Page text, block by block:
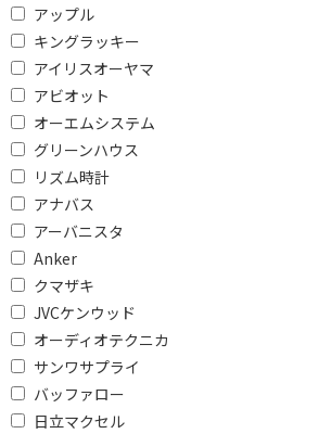
アップル
キングラッキー
アイリスオーヤマ
アビオット
オーエムシステム
グリーンハウス
リズム時計
アナバス
アーバニスタ
Anker
クマザキ
JVCケンウッド
オーディオテクニカ
サンワサプライ
バッファロー
日立マクセル
防水・防滴で絞り込む
防水・防滴対応
受信バンドで絞り込む
ラジオ非対応
接続端子で絞り込む
Lightning
φ3.5mm ミニプラグ
ライトニング端子